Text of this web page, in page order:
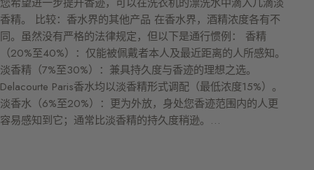
香精。 比较：香水界的其他产品 在香水界，酒精浓度各有不
同。虽然没有严格的法律规定，但以下是通行惯例： 香精
（20%至40%）：仅能被佩戴者本人及最近距离的人所感知。
淡香精（7%至30%）：兼具持久度与香迹的理想之选。
Delacourte Paris香水均以淡香精形式调配（最低浓度15%）。
淡香水（6%至20%）：更为外放，身处您香迹范围内的人更
容易感知到它；通常比淡香精的持久度稍逊。…